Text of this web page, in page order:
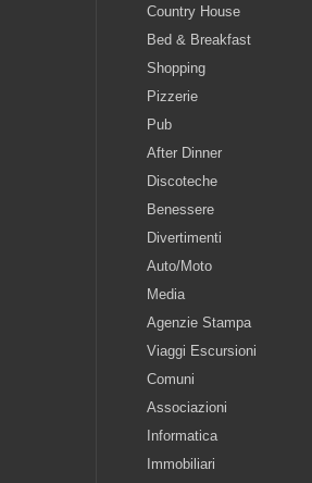
Country House
Bed & Breakfast
Shopping
Pizzerie
Pub
After Dinner
Discoteche
Benessere
Divertimenti
Auto/Moto
Media
Agenzie Stampa
Viaggi Escursioni
Comuni
Associazioni
Informatica
Immobiliari